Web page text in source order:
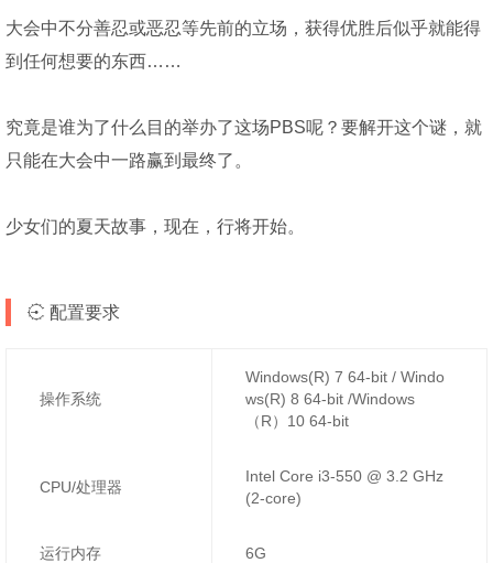
大会中不分善忍或恶忍等先前的立场，获得优胜后似乎就能得
到任何想要的东西……
究竟是谁为了什么目的举办了这场PBS呢？要解开这个谜，就
只能在大会中一路赢到最终了。
少女们的夏天故事，现在，行将开始。
配置要求
操作系统
Windows(R) 7 64-bit / Windo
ws(R) 8 64-bit /Windows
（R）10 64-bit
CPU/处理器
Intel Core i3-550 @ 3.2 GHz
(2-core)
运行内存 6G